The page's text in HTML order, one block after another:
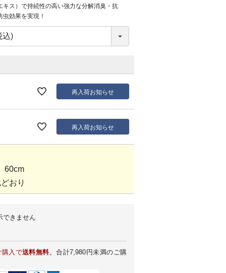
キス）で持続性の高い強力な分解消臭・抗
効果を実現！
再入荷お知らせ
再入荷お知らせ
60cm
おり
できません
購入で送料無料。合計7,980円未満のご購